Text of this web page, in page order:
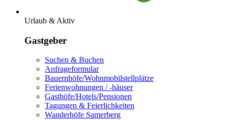
Urlaub & Aktiv
Gastgeber
Suchen & Buchen
Anfrageformular
Bauernhöfe/Wohnmobilstellplätze
Ferienwohnungen / -häuser
Gasthöfe/Hotels/Pensionen
Tagungen & Feierlichkeiten
Wanderhöfe Samerberg